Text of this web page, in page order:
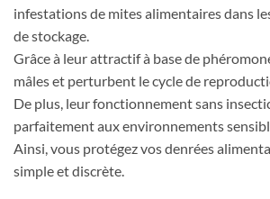
infestations de mites alimentaires dans
de stockage.
Grâce à leur attractif à base de
mâles et perturbent le cycle de
De plus, leur fonctionnement sans
parfaitement aux environnements
Ainsi, vous protégez vos denrées
simple et discrète.